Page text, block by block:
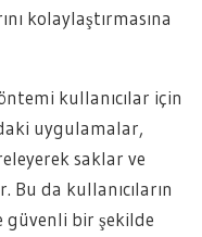
kolaylaştırmasına
kullanıcılar için
uygulamalar,
saklar ve
Bu da kullanıcıların
güvenli bir şekilde